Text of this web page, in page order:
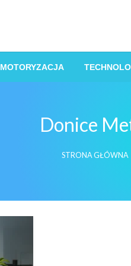
MOTORYZACJA
Donice
STRONA GŁÓWNA